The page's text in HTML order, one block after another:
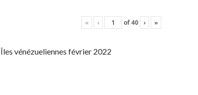
« ‹ of40 › »
Îles vénézueliennes février 2022